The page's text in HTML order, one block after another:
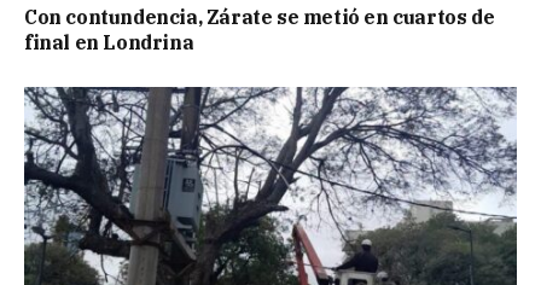
Con contundencia, Zárate se metió en cuartos de
final en Londrina